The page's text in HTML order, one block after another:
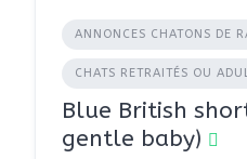
ANNONCES CHATONS DE
CHATS RETRAITÉS OU
Blue British
gentle baby)